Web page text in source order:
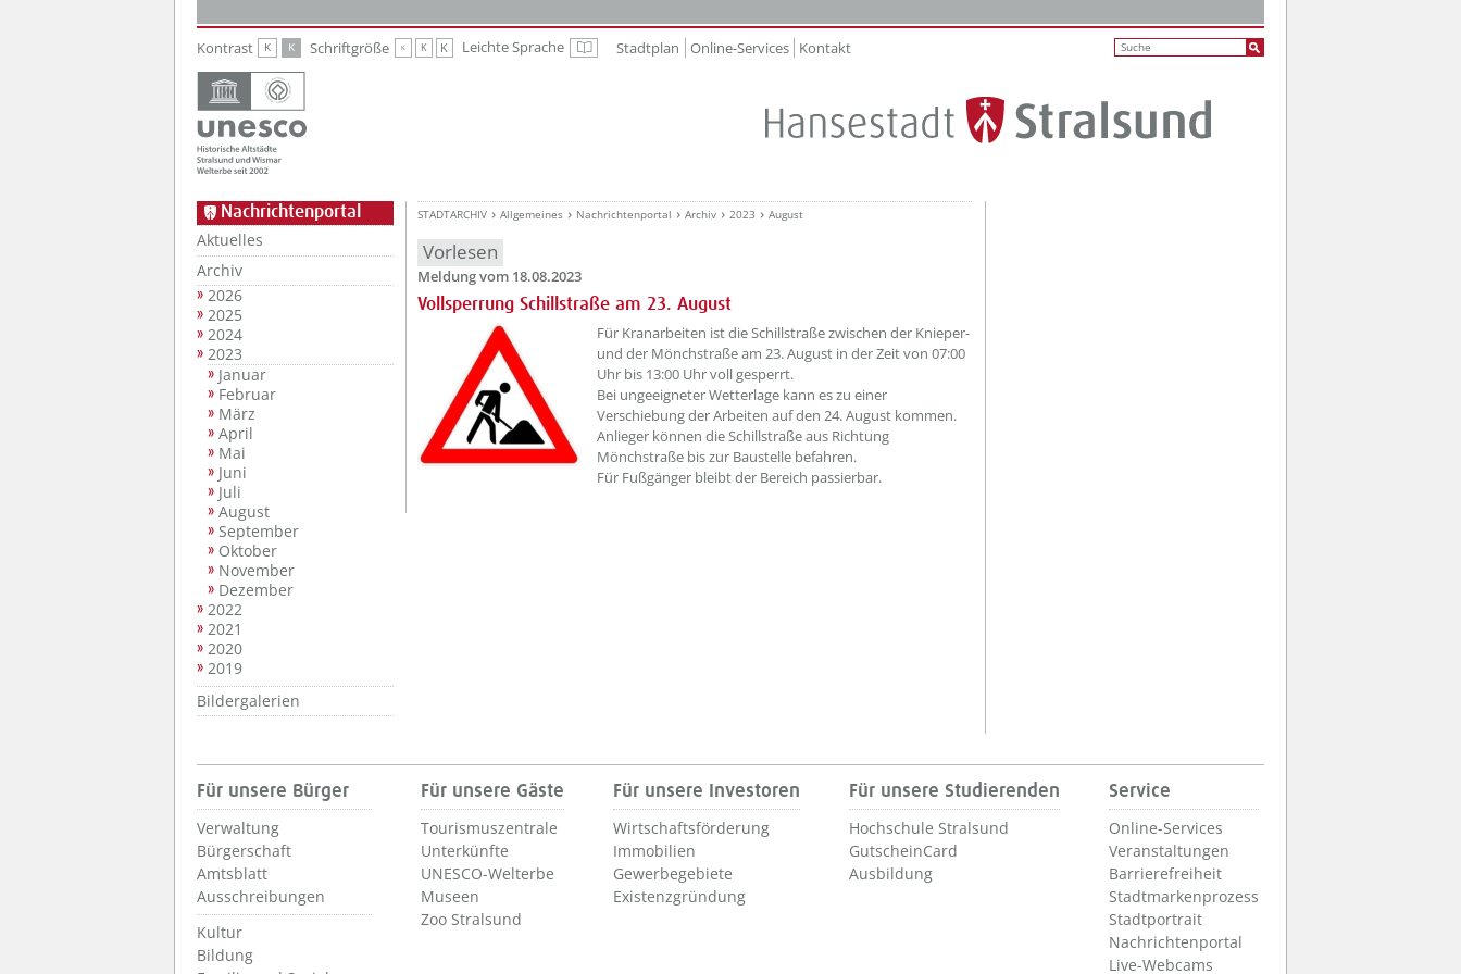
Kontrast K K Schriftgröße K K K Leichte Sprache Leichte Sprache
Stadtplan Online-Services Kontakt
Nachrichtenportal
Aktuelles
Archiv
2026
2025
2024
2023
Januar
Februar
März
April
Mai
Juni
Juli
August
September
Oktober
November
Dezember
2022
2021
2020
2019
Bildergalerien
STADTARCHIV Allgemeines Nachrichtenportal Archiv 2023 August
Vorlesen
Meldung vom 18.08.2023
Vollsperrung Schillstraße am 23. August
??? absaetzeOben[1]/titel ???
Für Kranarbeiten ist die Schillstraße zwischen der Knieper-
und der Mönchstraße am 23. August in der Zeit von 07:00
Uhr bis 13:00 Uhr voll gesperrt.
Bei ungeeigneter Wetterlage kann es zu einer
Verschiebung der Arbeiten auf den 24. August kommen.
Anlieger können die Schillstraße aus Richtung
Mönchstraße bis zur Baustelle befahren.
Für Fußgänger bleibt der Bereich passierbar.
Für unsere Bürger
Verwaltung
Bürgerschaft
Amtsblatt
Ausschreibungen
Kultur
Bildung
Für unsere Gäste
Tourismuszentrale
Unterkünfte
UNESCO-Welterbe
Museen
Zoo Stralsund
Für unsere Investoren
Wirtschaftsförderung
Immobilien
Gewerbegebiete
Existenzgründung
Für unsere Studierenden
Hochschule Stralsund
GutscheinCard
Ausbildung
Service
Online-Services
Veranstaltungen
Barrierefreiheit
Stadtmarkenprozess
Stadtportrait
Nachrichtenportal
Live-Webcams